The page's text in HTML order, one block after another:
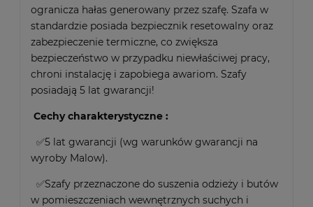
ogranicza hałas generowany przez szafę. Szafa w
standardzie posiada bezpiecznik resetowalny oraz
zabezpieczenie termiczne, co zwiększa
bezpieczeństwo w przypadku niewłaściwej pracy,
chroni instalację i zapobiega awariom. Szafy
posiadają 5 lat gwarancji!
Cechy charakterystyczne :
✅5 lat gwarancji (wg warunków gwarancji na
wyroby Malow).
✅Szafy przeznaczone do suszenia odzieży i butów
w pomieszczeniach wewnętrznych suchych i